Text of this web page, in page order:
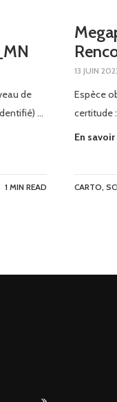
de
…
1 MIN READ
13 JUIN
Espèce
certitude
En
CARTO,